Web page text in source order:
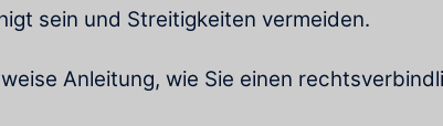
sein und Streitigkeiten vermeiden.
Anleitung, wie Sie einen